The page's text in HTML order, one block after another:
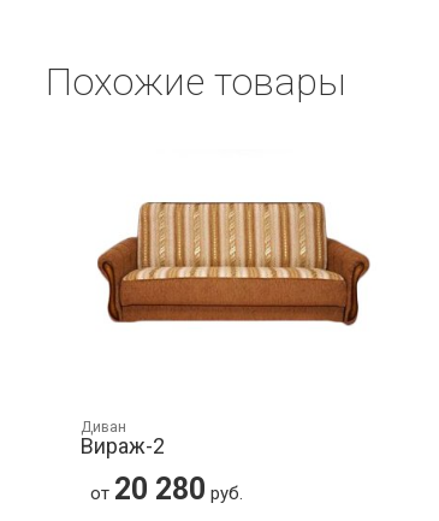
Похожие товары
Диван
Вираж-2
от 20 280 руб.